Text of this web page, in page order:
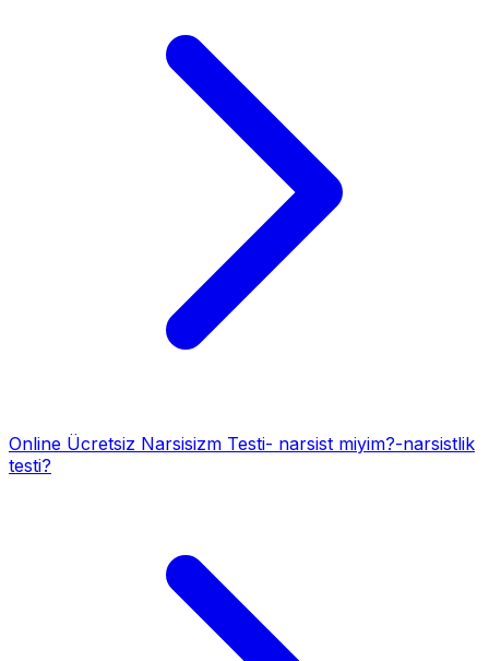
Online Ücretsiz Narsisizm Testi- narsist miyim?-narsistlik
testi?